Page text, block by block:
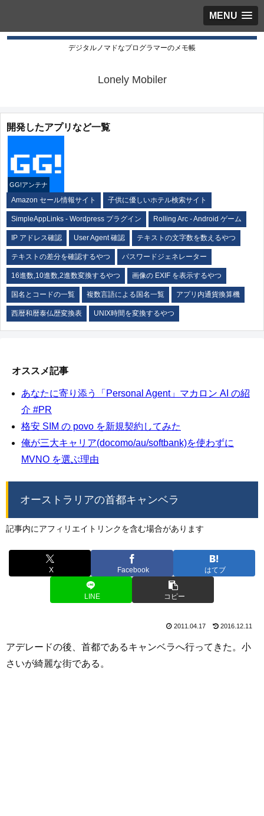
MENU
デジタルノマドなプログラマーのメモ帳
Lonely Mobiler
開発したアプリなど一覧
GG!アンテナ
Amazon セール情報サイト 子供に優しいホテル検索サイト
SimpleAppLinks - Wordpress プラグイン Rolling Arc - Android ゲーム
IP アドレス確認 User Agent 確認 テキストの文字数を数えるやつ
テキストの差分を確認するやつ パスワードジェネレーター
16進数,10進数,2進数変換するやつ 画像の EXIF を表示するやつ
国名とコードの一覧 複数言語による国名一覧 アプリ内通貨換算機
西暦和暦泰仏歴変換表 UNIX時間を変換するやつ
オススメ記事
あなたに寄り添う「Personal Agent」マカロン AI の紹
介 #PR
格安 SIM の povo を新規契約してみた
俺が三大キャリア(docomo/au/softbank)を使わずに
MVNO を選ぶ理由
オーストラリアの首都キャンベラ
記事内にアフィリエイトリンクを含む場合があります
X Facebook はてブ
LINE コピー
2011.04.17 2016.12.11
アデレードの後、首都であるキャンベラへ行ってきた。小
さいが綺麗な街である。